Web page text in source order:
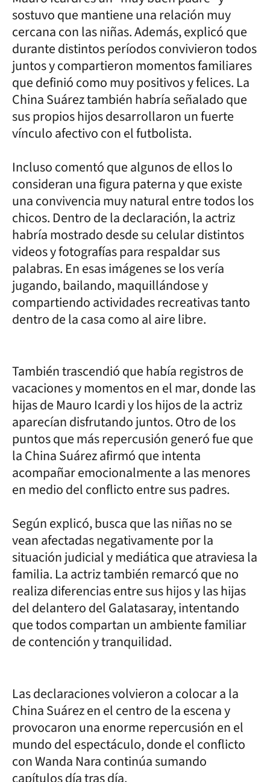
sostuvo que mantiene una relación muy
cercana con las niñas. Además, explicó que
durante distintos períodos convivieron todos
juntos y compartieron momentos familiares
que definió como muy positivos y felices. La
China Suárez también habría señalado que
sus propios hijos desarrollaron un fuerte
vínculo afectivo con el futbolista.
Incluso comentó que algunos de ellos lo
consideran una figura paterna y que existe
una convivencia muy natural entre todos los
chicos. Dentro de la declaración, la actriz
habría mostrado desde su celular distintos
videos y fotografías para respaldar sus
palabras. En esas imágenes se los vería
jugando, bailando, maquillándose y
compartiendo actividades recreativas tanto
dentro de la casa como al aire libre.
También trascendió que había registros de
vacaciones y momentos en el mar, donde las
hijas de Mauro Icardi y los hijos de la actriz
aparecían disfrutando juntos. Otro de los
puntos que más repercusión generó fue que
la China Suárez afirmó que intenta
acompañar emocionalmente a las menores
en medio del conflicto entre sus padres.
Según explicó, busca que las niñas no se
vean afectadas negativamente por la
situación judicial y mediática que atraviesa la
familia. La actriz también remarcó que no
realiza diferencias entre sus hijos y las hijas
del delantero del Galatasaray, intentando
que todos compartan un ambiente familiar
de contención y tranquilidad.
Las declaraciones volvieron a colocar a la
China Suárez en el centro de la escena y
provocaron una enorme repercusión en el
mundo del espectáculo, donde el conflicto
con Wanda Nara continúa sumando